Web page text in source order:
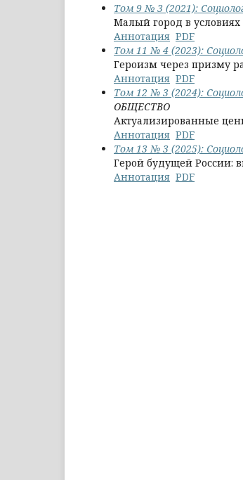
Том 9 № 3 (2021):
Малый город в
Аннотация PDF
Том 11 № 4 (2023):
Героизм через призму
Аннотация PDF
Том 12 № 3 (2024):
ОБЩЕСТВО
Актуализированные
Аннотация PDF
Том 13 № 3 (2025):
Герой будущей России:
Аннотация PDF